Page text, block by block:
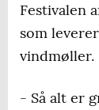
Festivalen
som
vindmøller.
- Så alt er